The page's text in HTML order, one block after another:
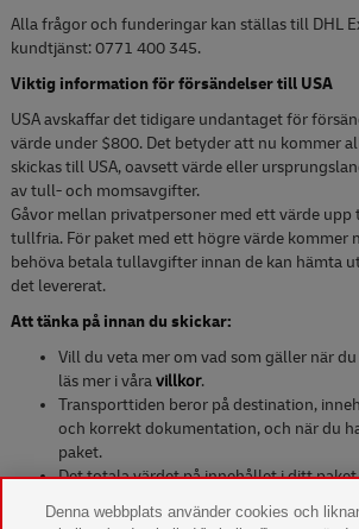
Alla frågor och funderingar kan ställas till DHL
kundtjänst: 0771 400 345.
Viktig information för försändelser till USA
USA avskaffar det tidigare undantaget för
värde under $800. Det betyder att nu kommer
skickas till USA, oavsett värde eller
av tull- och momsavgifter.
Gåvor mellan privatpersoner med ett värde
tullfria. För paket med ett högre värde kommer
behöva betala tullavgifter innan de kan hämta
det levererat.
Att tänka på innan du skickar:
Vill du veta mer om vad som gäller när
läs mer i våravillkor.
Transporttiden beror på destination,
och korrekt dokumentation, och när du
paket.
Det totala värdet på innehållet i ditt
klicka här).
Denna webbplats använder cookies och